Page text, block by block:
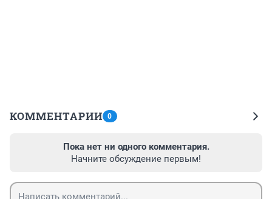
КОММЕНТАРИИ 0
Пока нет ни одного комментария.
Начните обсуждение первым!